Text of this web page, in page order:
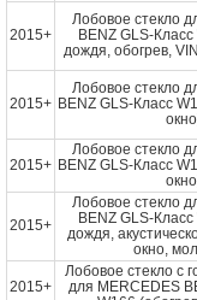
2015+
Лобовое стекло
BENZ GLS-
дождя, обогрев,
2015+
Лобовое стекло
BENZ GLS-Класс
2015+
Лобовое стекло
BENZ GLS-Класс
2015+
Лобовое стекло
BENZ GLS-
дождя,
окно,
2015+
Лобовое стекло с
для MERCEDES